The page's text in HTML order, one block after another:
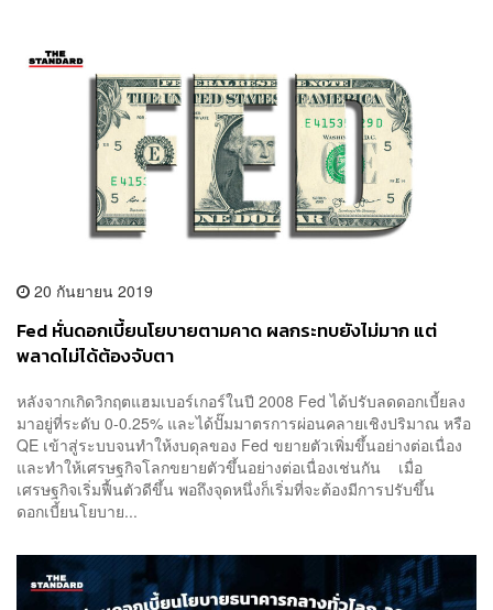
20 กันยายน 2019
Fed หั่นดอกเบี้ยนโยบายตามคาด ผลกระทบยังไม่มาก แต่
พลาดไม่ได้ต้องจับตา
หลังจากเกิดวิกฤตแฮมเบอร์เกอร์ในปี 2008 Fed ได้ปรับลดดอกเบี้ยลง
มาอยู่ที่ระดับ 0-0.25% และได้ปั๊มมาตรการผ่อนคลายเชิงปริมาณ หรือ
QE เข้าสู่ระบบจนทำให้งบดุลของ Fed ขยายตัวเพิ่มขึ้นอย่างต่อเนื่อง
และทำให้เศรษฐกิจโลกขยายตัวขึ้นอย่างต่อเนื่องเช่นกัน เมื่อ
เศรษฐกิจเริ่มฟื้นตัวดีขึ้น พอถึงจุดหนึ่งก็เริ่มที่จะต้องมีการปรับขึ้น
ดอกเบี้ยนโยบาย...